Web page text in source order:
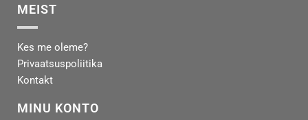
MEIST
Kes me oleme?
Privaatsuspoliitika
Kontakt
MINU KONTO